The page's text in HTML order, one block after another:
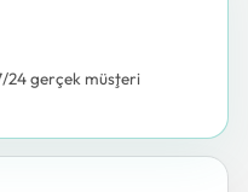
24 gerçek müşteri